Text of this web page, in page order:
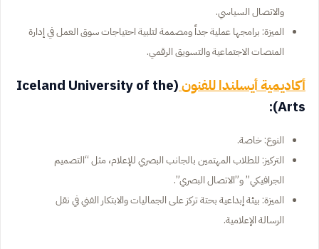
والاتصال السياسي.
الميزة: برامجها عملية جداً ومصممة لتلبية احتياجات سوق العمل في إدارة
المنصات الاجتماعية والتسويق الرقمي.
أكاديمية أيسلندا للفنون (Iceland University of the
Arts):
النوع: خاصة.
التركيز: للطلاب المهتمين بالجانب البصري للإعلام، مثل “التصميم
الجرافيكي” و”الاتصال البصري”.
الميزة: بيئة إبداعية بحتة تركز على الجماليات والابتكار الفني في نقل
الرسالة الإعلامية.